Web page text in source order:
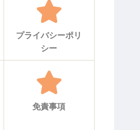
プライバシーポリ
シー
免責事項